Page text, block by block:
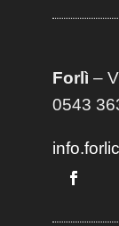
Forlì –
0543